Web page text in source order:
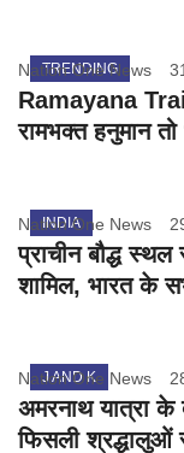
TRENDING
Nation One News
Ramayana
रामभक्त हनुमान
INDIA
Nation One News
प्राचीन बौद्ध
शामिल, भारत के
J AND K
Nation One News
अमरनाथ यात्रा के
फिसली